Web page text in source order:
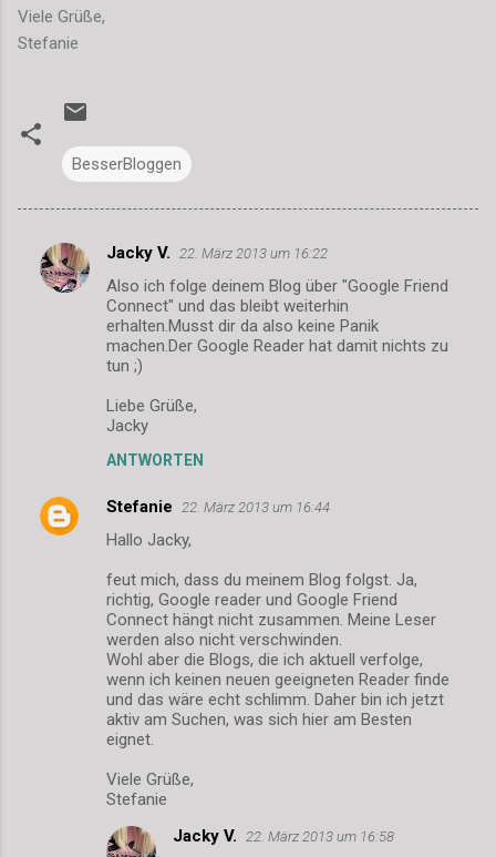
Viele Grüße,
Stefanie
BesserBloggen
K
o
r
Jacky V. 22. März 2013 um 16:22
Also ich folge deinem Blog über "Google Friend
Connect" und das bleibt weiterhin
erhalten.Musst dir da also keine Panik
machen.Der Google Reader hat damit nichts zu
tun ;)
Liebe Grüße,
Jacky
ANTWORTEN
Stefanie 22. März 2013 um 16:44
Hallo Jacky,
feut mich, dass du meinem Blog folgst. Ja,
richtig, Google reader und Google Friend
Connect hängt nicht zusammen. Meine Leser
werden also nicht verschwinden.
Wohl aber die Blogs, die ich aktuell verfolge,
wenn ich keinen neuen geeigneten Reader finde
und das wäre echt schlimm. Daher bin ich jetzt
aktiv am Suchen, was sich hier am Besten
eignet.
Viele Grüße,
Stefanie
Jacky V. 22. März 2013 um 16:58